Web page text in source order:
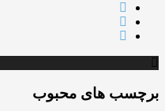
برچسب های محبوب